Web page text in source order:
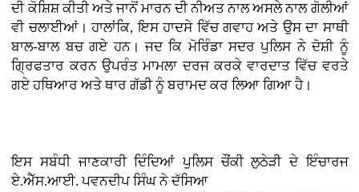
ਦੀ ਕੋਸ਼ਿਸ਼ ਕੀਤੀ ਅਤੇ ਜਾਨੋਂ ਮਾਰਨ ਦੀ ਨੀਅਤ ਨਾਲ ਅਸਲੇ ਨਾਲ ਗੋਲੀਆਂ
ਵੀ ਚਲਾਈਆਂ। ਹਾਲਾਂਕਿ, ਇਸ ਹਾਦਸੇ ਵਿੱਚ ਗਵਾਹ ਅਤੇ ਉਸ ਦਾ ਸਾਥੀ
ਬਾਲ-ਬਾਲ ਬਚ ਗਏ ਹਨ। ਜਦ ਕਿ ਮੋਰਿੰਡਾ ਸਦਰ ਪੁਲਿਸ ਨੇ ਦੋਸ਼ੀ ਨੂੰ
ਗ੍ਰਿਫਤਾਰ ਕਰਨ ਉਪਰੰਤ ਮਾਮਲਾ ਦਰਜ ਕਰਕੇ ਵਾਰਦਾਤ ਵਿੱਚ ਵਰਤੇ
ਗਏ ਹਥਿਆਰ ਅਤੇ ਥਾਰ ਗੱਡੀ ਨੂੰ ਬਰਾਮਦ ਕਰ ਲਿਆ ਗਿਆ ਹੈ।
ਇਸ ਸਬੰਧੀ ਜਾਣਕਾਰੀ ਦਿੰਦਿਆਂ ਪੁਲਿਸ ਚੌਂਕੀ ਲੁਠੇੜੀ ਦੇ ਇੰਚਾਰਜ
ਏ.ਐੱਸ.ਆਈ. ਪਵਨਦੀਪ ਸਿੰਘ ਨੇ ਦੱਸਿਆ